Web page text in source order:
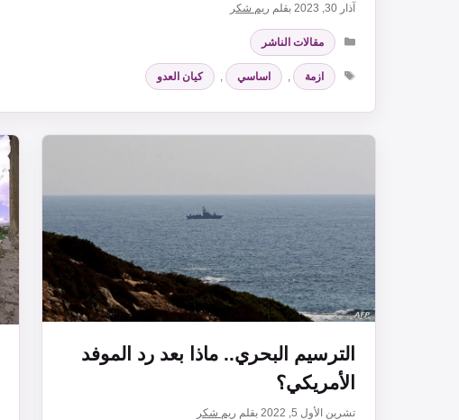
آذار 30, 2023 بقلم ريم شكر
التصنيفات
مقالات الناشر
الوسوم
ازمة اساسي كيان العدو
الترسيم البحري.. ماذا بعد رد الموفد
الأمريكي؟
تشرين الأول 5, 2022 بقلم ريم شكر